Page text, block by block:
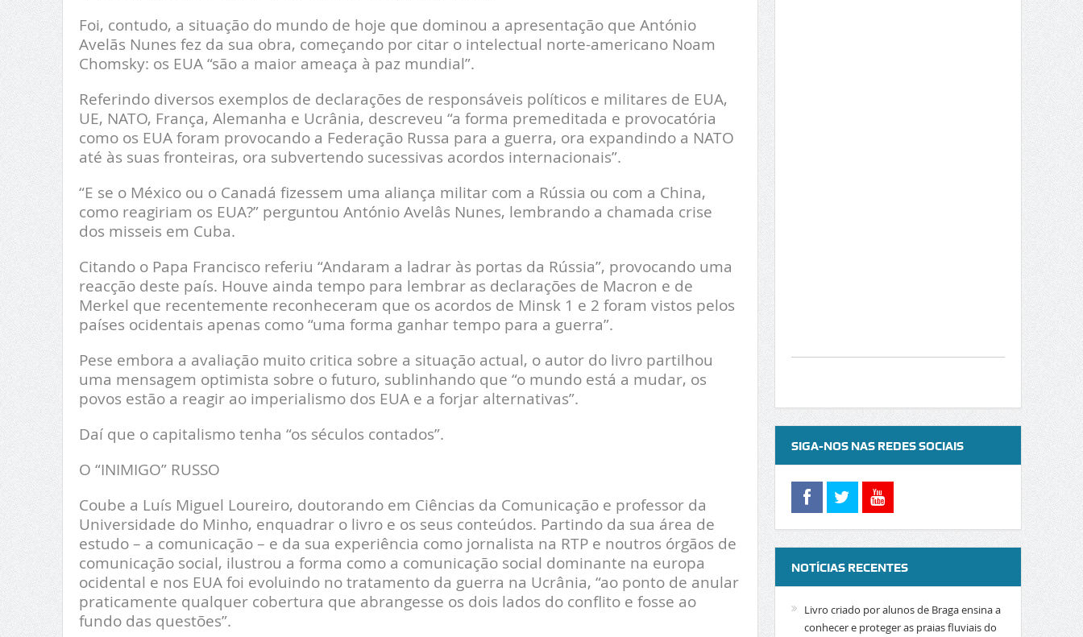
Foi, contudo, a situação do mundo de hoje que dominou a apresentação que António
Avelãs Nunes fez da sua obra, começando por citar o intelectual norte-americano Noam
Chomsky: os EUA “são a maior ameaça à paz mundial”.
Referindo diversos exemplos de declarações de responsáveis políticos e militares de EUA,
UE, NATO, França, Alemanha e Ucrânia, descreveu “a forma premeditada e provocatória
como os EUA foram provocando a Federação Russa para a guerra, ora expandindo a NATO
até às suas fronteiras, ora subvertendo sucessivas acordos internacionais”.
“E se o México ou o Canadá fizessem uma aliança militar com a Rússia ou com a China,
como reagiriam os EUA?” perguntou António Avelâs Nunes, lembrando a chamada crise
dos misseis em Cuba.
Citando o Papa Francisco referiu “Andaram a ladrar às portas da Rússia”, provocando uma
reacção deste país. Houve ainda tempo para lembrar as declarações de Macron e de
Merkel que recentemente reconheceram que os acordos de Minsk 1 e 2 foram vistos pelos
países ocidentais apenas como “uma forma ganhar tempo para a guerra”.
Pese embora a avaliação muito critica sobre a situação actual, o autor do livro partilhou
uma mensagem optimista sobre o futuro, sublinhando que “o mundo está a mudar, os
povos estão a reagir ao imperialismo dos EUA e a forjar alternativas”.
Daí que o capitalismo tenha “os séculos contados”.
O “INIMIGO” RUSSO
Coube a Luís Miguel Loureiro, doutorando em Ciências da Comunicação e professor da
Universidade do Minho, enquadrar o livro e os seus conteúdos. Partindo da sua área de
estudo – a comunicação – e da sua experiência como jornalista na RTP e noutros órgãos de
comunicação social, ilustrou a forma como a comunicação social dominante na europa
ocidental e nos EUA foi evoluindo no tratamento da guerra na Ucrânia, “ao ponto de anular
praticamente qualquer cobertura que abrangesse os dois lados do conflito e fosse ao
fundo das questões”.
SIGA-NOS NAS REDES SOCIAIS
NOTÍCIAS RECENTES
Livro criado por alunos de Braga ensina a
conhecer e proteger as praias fluviais do